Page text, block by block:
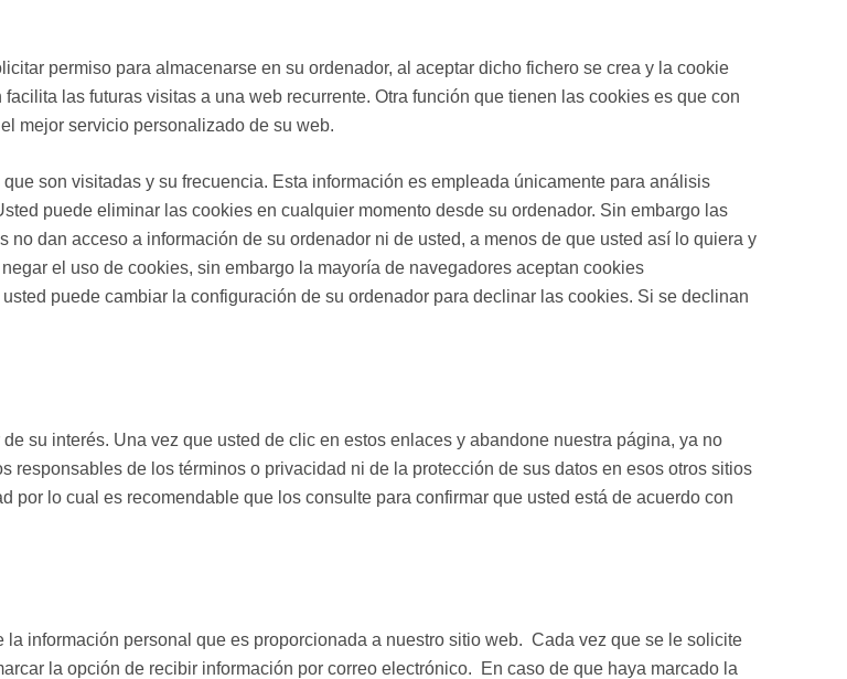
permiso para almacenarse en su ordenador, al aceptar dicho fichero se crea y la cookie
las futuras visitas a una web recurrente. Otra función que tienen las cookies es que con
mejor servicio personalizado de su web.
son visitadas y su frecuencia. Esta información es empleada únicamente para análisis
puede eliminar las cookies en cualquier momento desde su ordenador. Sin embargo las
dan acceso a información de su ordenador ni de usted, a menos de que usted así lo quiera y
el uso de cookies, sin embargo la mayoría de navegadores aceptan cookies
puede cambiar la configuración de su ordenador para declinar las cookies. Si se declinan
su interés. Una vez que usted de clic en estos enlaces y abandone nuestra página, ya no
responsables de los términos o privacidad ni de la protección de sus datos en esos otros sitios
lo cual es recomendable que los consulte para confirmar que usted está de acuerdo con
información personal que es proporcionada a nuestro sitio web. Cada vez que se le solicite
la opción de recibir información por correo electrónico. En caso de que haya marcado la